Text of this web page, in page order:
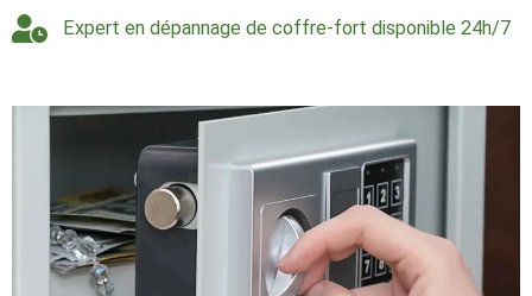
Expert en dépannage de coffre-fort disponible 24h/7